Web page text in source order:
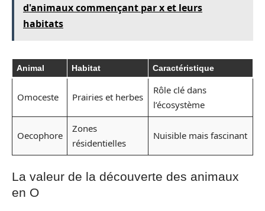
d'animaux commençant par x et leurs
habitats
Animal Habitat Caractéristique
Omoceste Prairies et herbes
Rôle clé dans
l’écosystème
Oecophore
Zones
résidentielles
Nuisible mais fascinant
La valeur de la découverte des animaux
en O